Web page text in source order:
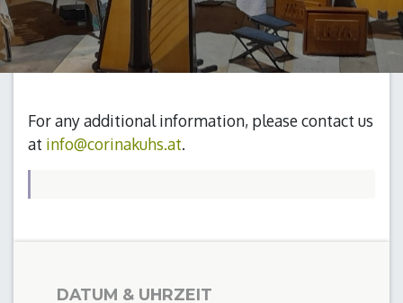
For any additional information, please contact us
at info@corinakuhs.at.
DATUM & UHRZEIT